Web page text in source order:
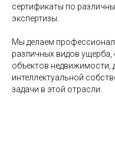
сертификаты по
экспертизы.
Мы делаем
различных видов
объектов
интеллектуальной
задачи в этой отрасли.